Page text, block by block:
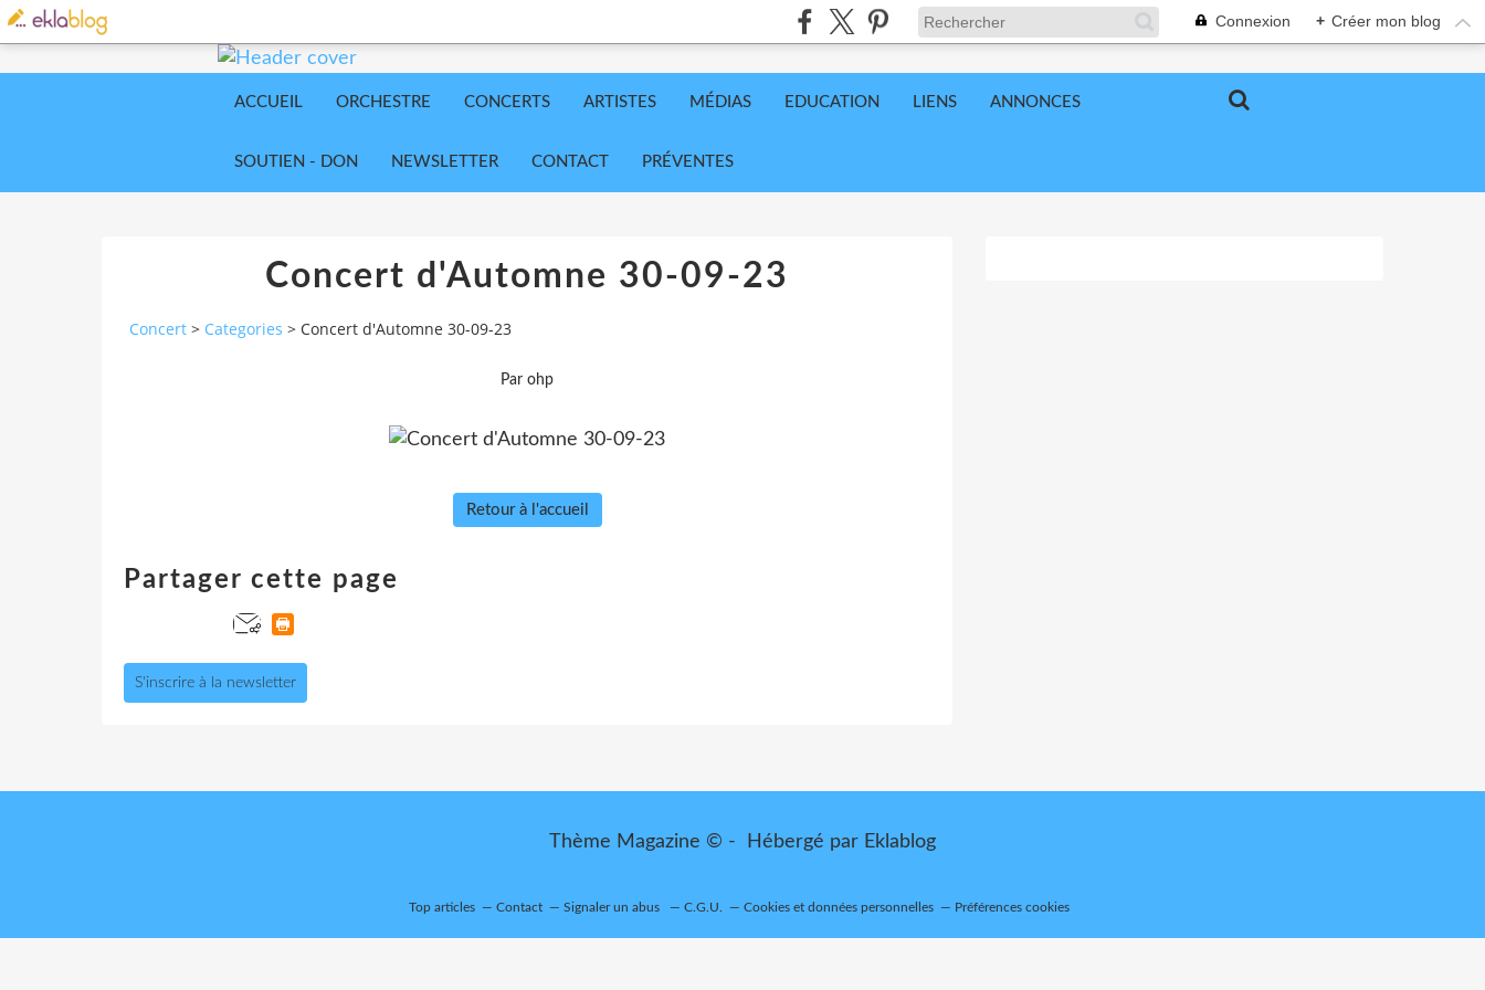
Connexion + Créer mon blog
ACCUEIL ORCHESTRE CONCERTS ARTISTES MÉDIAS EDUCATION LIENS ANNONCES
SOUTIEN - DON NEWSLETTER CONTACT PRÉVENTES
Concert d'Automne 30-09-23
Concert > Categories > Concert d'Automne 30-09-23
Par ohp
Retour à l'accueil
Partager cette page
S'inscrire à la newsletter
Thème Magazine © - Hébergé par Eklablog
Top articles Contact Signaler un abus C.G.U. Cookies et données personnelles Préférences cookies